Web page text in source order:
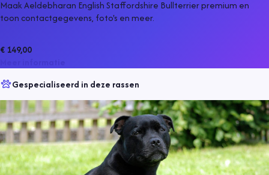
Maak Aeldebharan English Staffordshire Bullterrier premium en
toon contactgegevens, foto's en meer.
€ 149,00
Gespecialiseerd in deze rassen